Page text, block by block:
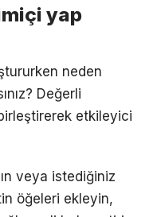
yap
neden
Değerli
etkileyici
veya istediğiniz
öğeleri ekleyin,